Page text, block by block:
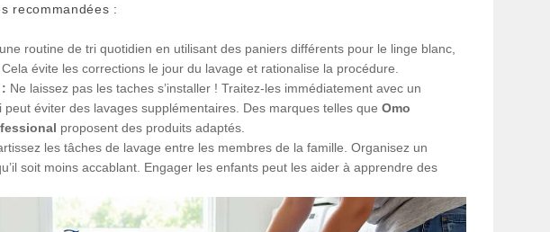
recommandées :
routine de tri quotidien en utilisant des paniers différents pour le linge blanc,
évite les corrections le jour du lavage et rationalise la procédure.
Ne laissez pas les taches s’installer ! Traitez-les immédiatement avec un
éviter des lavages supplémentaires. Des marques telles que Omo
proposent des produits adaptés.
les tâches de lavage entre les membres de la famille. Organisez un
soit moins accablant. Engager les enfants peut les aider à apprendre des